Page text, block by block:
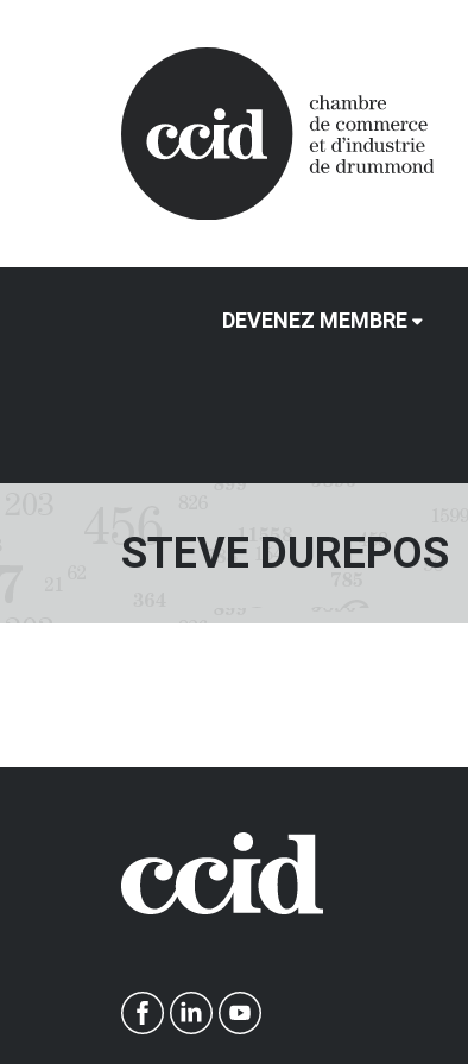
DEVENEZ MEMBRE
STEVE DUREPOS